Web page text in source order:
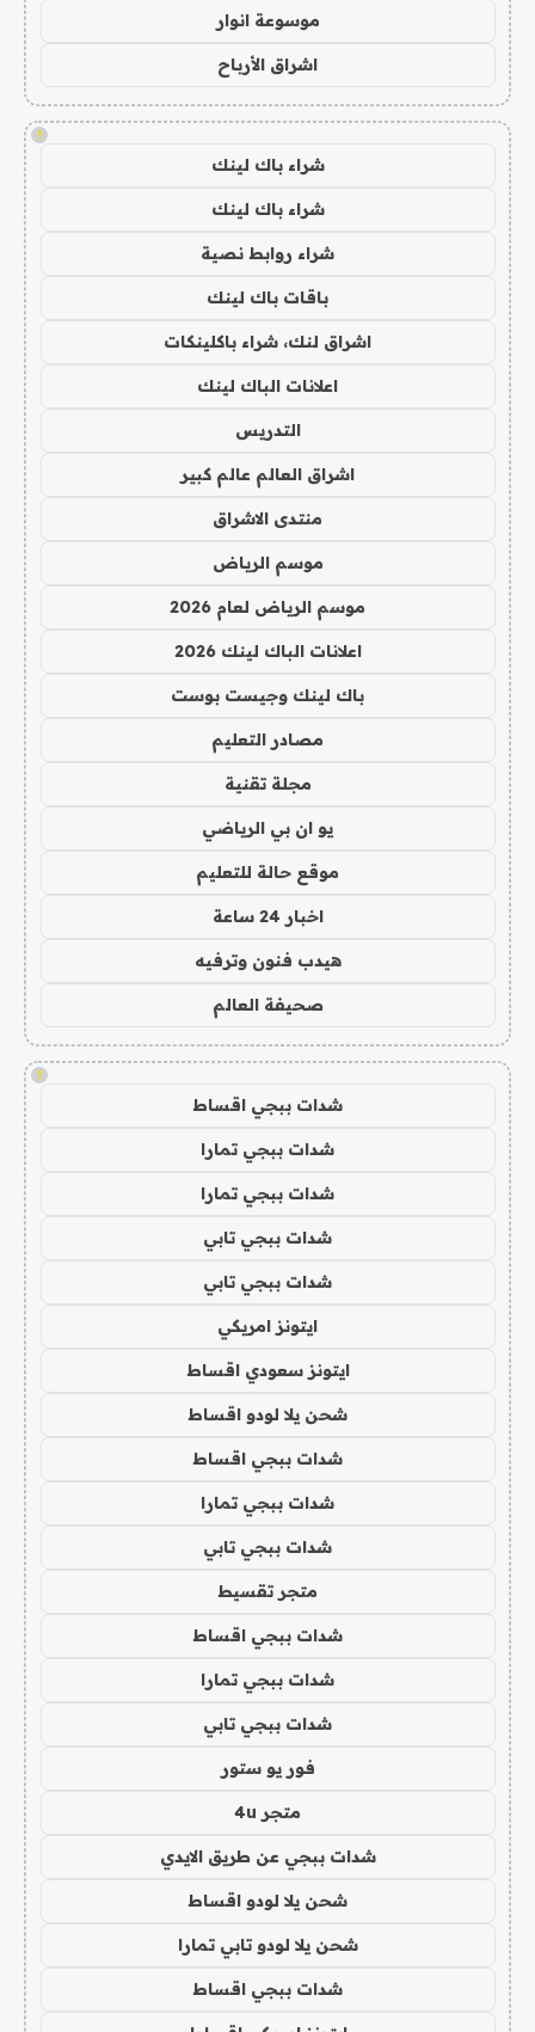
موسوعة انوار
اشراق الأرباح
!
شراء باك لينك
شراء باك لينك
شراء روابط نصية
باقات باك لينك
اشراق لنك، شراء باكلينكات
اعلانات الباك لينك
التدريس
اشراق العالم عالم كبير
منتدى الاشراق
موسم الرياض
موسم الرياض لعام 2026
اعلانات الباك لينك 2026
باك لينك وجيست بوست
مصادر التعليم
مجلة تقنية
يو ان بي الرياضي
موقع حالة للتعليم
اخبار 24 ساعة
هيدب فنون وترفيه
صحيفة العالم
!
شدات ببجي اقساط
شدات ببجي تمارا
شدات ببجي تمارا
شدات ببجي تابي
شدات ببجي تابي
ايتونز امريكي
ايتونز سعودي اقساط
شحن يلا لودو اقساط
شدات ببجي اقساط
شدات ببجي تمارا
شدات ببجي تابي
متجر تقسيط
شدات ببجي اقساط
شدات ببجي تمارا
شدات ببجي تابي
فور يو ستور
متجر 4u
شدات ببجي عن طريق الايدي
شحن يلا لودو اقساط
شحن يلا لودو تابي تمارا
شدات ببجي اقساط